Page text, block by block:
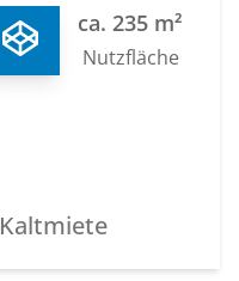
ca. 235 m²
Nutzfläche
Kaltmiete